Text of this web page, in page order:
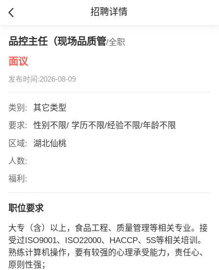
招聘详情
品控主任（现场品质管/全职
面议
发布时间:2026-08-09
类别:
其它类型
要求:
性别不限/ 学历不限/经验不限/年龄不限
区域:
湖北仙桃
人数:
福利:
职位要求
大专（含）以上，食品工程、质量管理等相关专业。接
受过ISO9001、ISO22000、HACCP、5S等相关培训。
熟练计算机操作，要有较强的心理承受能力，责任心、
原则性强；